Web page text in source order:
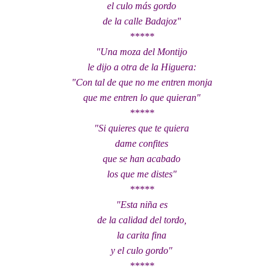
el culo más gordo
de la calle Badajoz"
*****
"Una moza del Montijo
le dijo a otra de la Higuera:
"Con tal de que no me entren monja
que me entren lo que quieran"
*****
"Si quieres que te quiera
dame confites
que se han acabado
los que me distes"
*****
"Esta niña es
de la calidad del tordo,
la carita fina
y el culo gordo"
*****